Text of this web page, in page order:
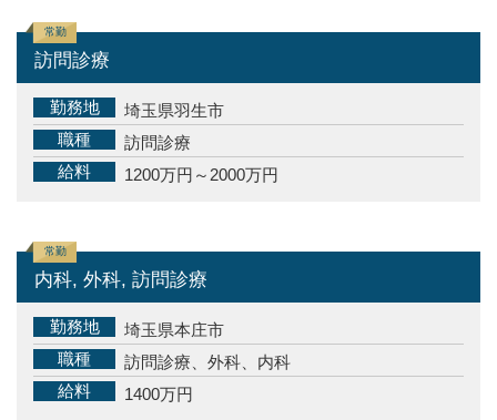
常勤
訪問診療
勤務地
埼玉県羽生市
職種
訪問診療
給料
1200万円～2000万円
常勤
内科, 外科, 訪問診療
勤務地
埼玉県本庄市
職種
訪問診療、外科、内科
給料
1400万円